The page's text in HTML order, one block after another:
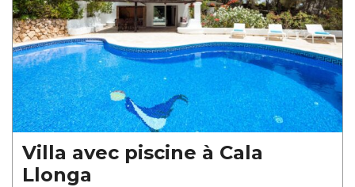
Villa avec piscine à Cala
Llonga